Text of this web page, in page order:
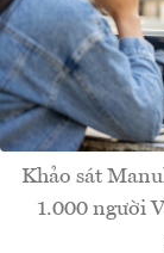
Khảo sát
1.000 người